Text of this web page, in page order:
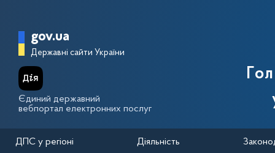
Головна сторінка Державної
gov.ua
Державні сайти України
Єдиний державний
вебпортал електронних послуг
ДПС у регіоні Діяльність